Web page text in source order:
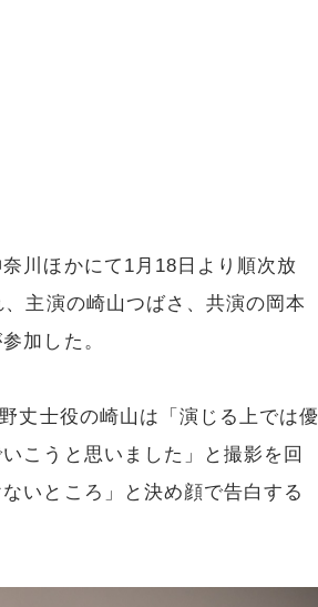
川ほかにて1月18日より順次放
主演の崎山つばさ、共演の岡本
加した。
丈士役の崎山は「演じる上では優
こうと思いました」と撮影を回
いところ」と決め顔で告白する